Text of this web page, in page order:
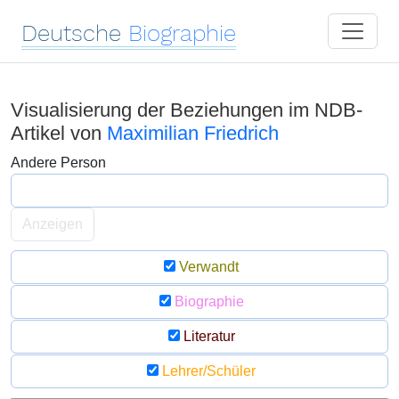
Deutsche Biographie
Visualisierung der Beziehungen im NDB-
Artikel von Maximilian Friedrich
Andere Person
Anzeigen
Verwandt
Biographie
Literatur
Lehrer/Schüler